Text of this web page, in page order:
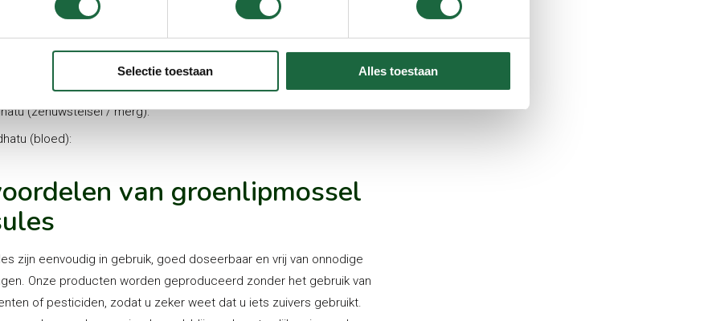
Selectie toestaan Alles toestaan
(Dhatu’s) waarop groenlipmossel werkt
(zenuwstelsel / merg):
(bloed):
van groenlipmossel
zijn eenvoudig in gebruik, goed doseerbaar en vrij van onnodige
Onze producten worden geproduceerd zonder het gebruik van
of pesticiden, zodat u zeker weet dat u iets zuivers gebruikt.